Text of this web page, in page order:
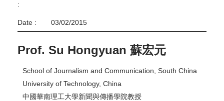
:
Date : 03/02/2015
Prof. Su Hongyuan 蘇宏元
School of Journalism and Communication, South China
University of Technology, China
中國華南理工大學新聞與傳播學院教授